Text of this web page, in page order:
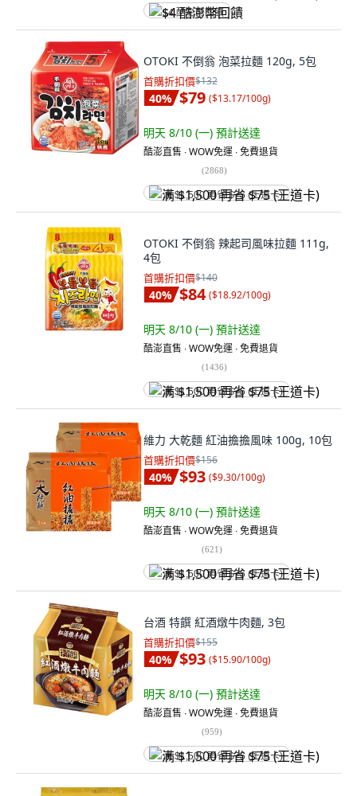
$4 酷澎幣回饋
OTOKI 不倒翁 泡菜拉麵 120g, 5包
首購折扣價$132
40% $79 ($13.17/100g)
明天 8/10 (一) 預計送達
酷澎直售 ∙ WOW免運 ∙ 免費退貨
(2868)
满 $1,500 再省 $75 (王道卡)
OTOKI 不倒翁 辣起司風味拉麵 111g,
4包
首購折扣價$140
40% $84 ($18.92/100g)
明天 8/10 (一) 預計送達
酷澎直售 ∙ WOW免運 ∙ 免費退貨
(1436)
满 $1,500 再省 $75 (王道卡)
維力 大乾麵 紅油擔擔風味 100g, 10包
首購折扣價$156
40% $93 ($9.30/100g)
明天 8/10 (一) 預計送達
酷澎直售 ∙ WOW免運 ∙ 免費退貨
(621)
满 $1,500 再省 $75 (王道卡)
台酒 特饌 紅酒燉牛肉麵, 3包
首購折扣價$155
40% $93 ($15.90/100g)
明天 8/10 (一) 預計送達
酷澎直售 ∙ WOW免運 ∙ 免費退貨
(959)
满 $1,500 再省 $75 (王道卡)